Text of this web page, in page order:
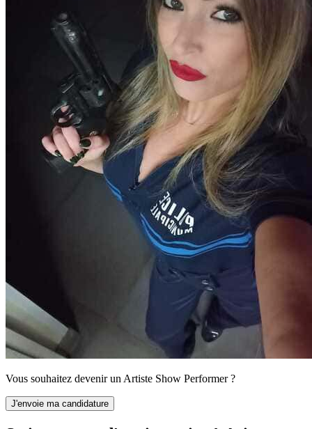
Vous souhaitez devenir un Artiste Show Performer ?